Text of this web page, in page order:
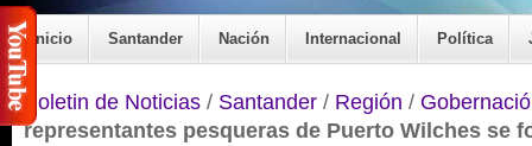
Inicio Santander Nación Internacional Política
Boletin de Noticias / Santander / Región /
representantes pesqueras de Puerto Wilches se